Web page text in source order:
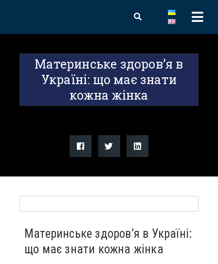
Материнське здоров’я в
Україні: що має знати
кожна жінка
Материнське здоров’я в Україні:
що має знати кожна жінка